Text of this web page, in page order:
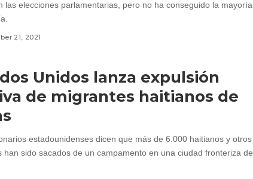
las elecciones parlamentarias, pero no ha conseguido la mayoría
21, 2021
Unidos lanza expulsión
de migrantes haitianos de
estadounidenses dicen que más de 6.000 haitianos y otros
han sido sacados de un campamento en una ciudad fronteriza de